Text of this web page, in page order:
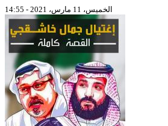
الخميس، 11 مارس، 2021 - 14:55